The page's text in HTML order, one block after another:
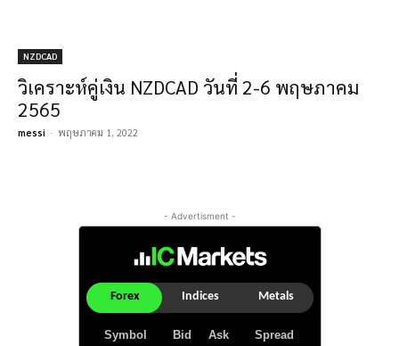
NZDCAD
วิเคราะห์คู่เงิน NZDCAD วันที่ 2-6 พฤษภาคม
2565
messi - พฤษภาคม 1, 2022
- Advertisment -